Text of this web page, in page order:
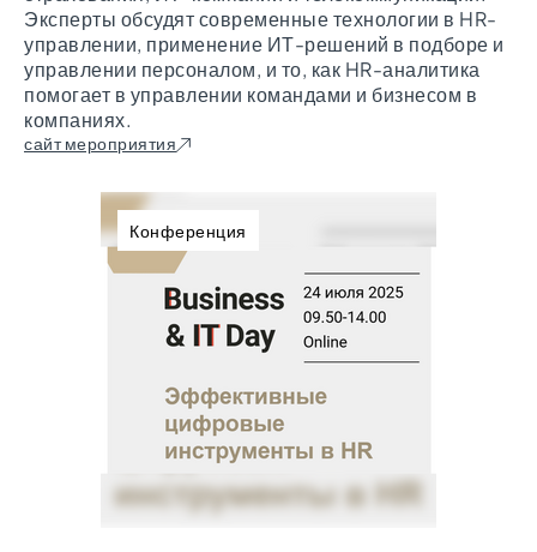
Эксперты обсудят современные технологии в HR-
управлении, применение ИТ-решений в подборе и
управлении персоналом, и то, как HR-аналитика
помогает в управлении командами и бизнесом в
компаниях.
сайт мероприятия
Конференция